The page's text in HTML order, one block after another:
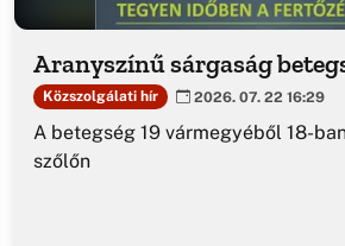
Aranyszínű sárgaság
Közszolgálati hír 2026. 07. 22 16:29
A betegség 19 vármegyéből 18-
szőlőn